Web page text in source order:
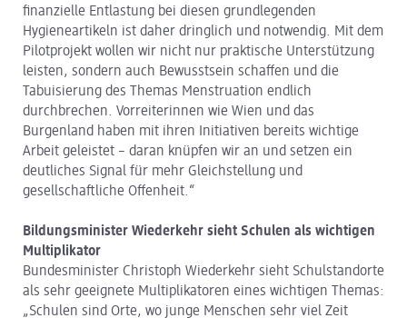
finanzielle Entlastung bei diesen grundlegenden
Hygieneartikeln ist daher dringlich und notwendig. Mit dem
Pilotprojekt wollen wir nicht nur praktische Unterstützung
leisten, sondern auch Bewusstsein schaffen und die
Tabuisierung des Themas Menstruation endlich
durchbrechen. Vorreiterinnen wie Wien und das
Burgenland haben mit ihren Initiativen bereits wichtige
Arbeit geleistet – daran knüpfen wir an und setzen ein
deutliches Signal für mehr Gleichstellung und
gesellschaftliche Offenheit.“
Bildungsminister Wiederkehr sieht Schulen als wichtigen
Multiplikator
Bundesminister Christoph Wiederkehr sieht Schulstandorte
als sehr geeignete Multiplikatoren eines wichtigen Themas:
„Schulen sind Orte, wo junge Menschen sehr viel Zeit